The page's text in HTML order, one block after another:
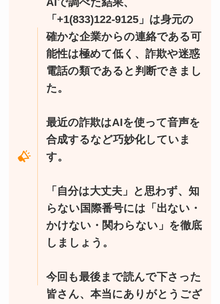
「+1(833)122-9125」は身元の
確かな企業からの連絡である可
能性は極めて低く、詐欺や迷惑
電話の類であると判断できまし
た。
最近の詐欺はAIを使って音声を
合成するなど巧妙化していま
す。
「自分は大丈夫」と思わず、知
らない国際番号には「出ない・
かけない・関わらない」を徹底
しましょう。
今回も最後まで読んで下さった
皆さん、本当にありがとうござ